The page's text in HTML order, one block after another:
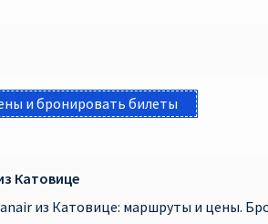
и бронировать билеты
Катовице
из Катовице: маршруты и цены.